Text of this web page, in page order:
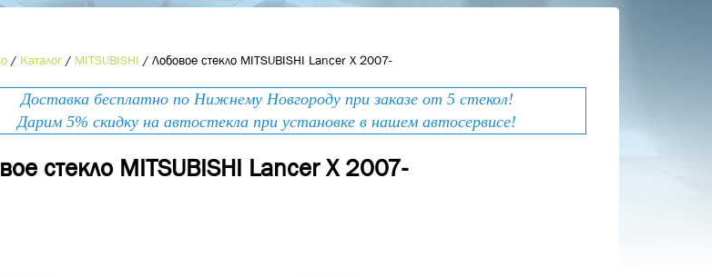
/ Каталог / MITSUBISHI / Лобовое стекло MITSUBISHI Lancer X 2007-
Доставка бесплатно по Нижнему Новгороду при заказе от 5 стекол!
Дарим 5% скидку на автостекла при установке в нашем автосервисе!
стекло MITSUBISHI Lancer X 2007-
телефона*
сообщение*